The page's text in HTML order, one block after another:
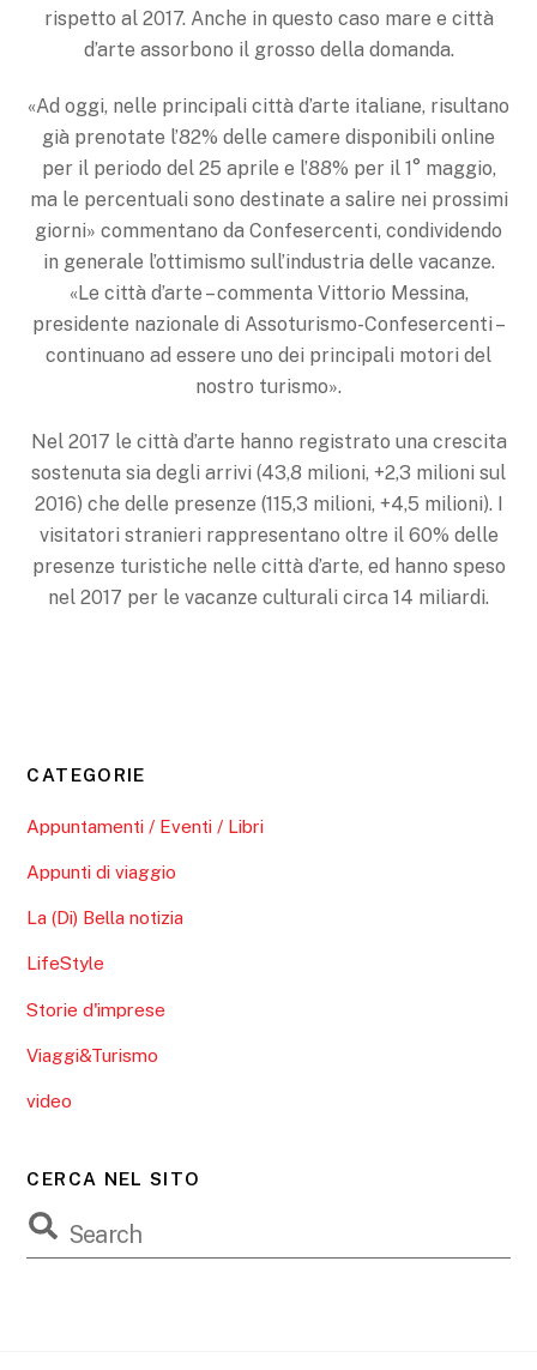
rispetto al 2017. Anche in questo caso mare e città
d’arte assorbono il grosso della domanda.
«Ad oggi, nelle principali città d’arte italiane, risultano
già prenotate l’82% delle camere disponibili online
per il periodo del 25 aprile e l’88% per il 1° maggio,
ma le percentuali sono destinate a salire nei prossimi
giorni» commentano da Confesercenti, condividendo
in generale l’ottimismo sull’industria delle vacanze.
«Le città d’arte – commenta Vittorio Messina,
presidente nazionale di Assoturismo-Confesercenti –
continuano ad essere uno dei principali motori del
nostro turismo».
Nel 2017 le città d’arte hanno registrato una crescita
sostenuta sia degli arrivi (43,8 milioni, +2,3 milioni sul
2016) che delle presenze (115,3 milioni, +4,5 milioni). I
visitatori stranieri rappresentano oltre il 60% delle
presenze turistiche nelle città d’arte, ed hanno speso
nel 2017 per le vacanze culturali circa 14 miliardi.
CATEGORIE
Appuntamenti / Eventi / Libri
Appunti di viaggio
La (Di) Bella notizia
LifeStyle
Storie d'imprese
Viaggi&Turismo
video
CERCA NEL SITO